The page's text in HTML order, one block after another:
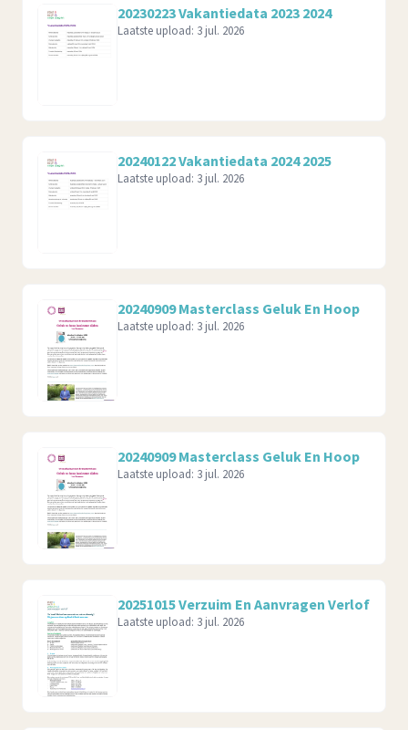
20230223 Vakantiedata 2023 2024
Laatste upload: 3 jul. 2026
20240122 Vakantiedata 2024 2025
Laatste upload: 3 jul. 2026
20240909 Masterclass Geluk En Hoop
Laatste upload: 3 jul. 2026
20240909 Masterclass Geluk En Hoop
Laatste upload: 3 jul. 2026
20251015 Verzuim En Aanvragen Verlof
Laatste upload: 3 jul. 2026